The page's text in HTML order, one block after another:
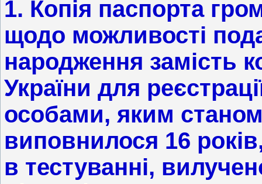
1. Копія паспорта
щодо можливості
народження замість
України для
особами, яким
виповнилося 16
в тестуванні,